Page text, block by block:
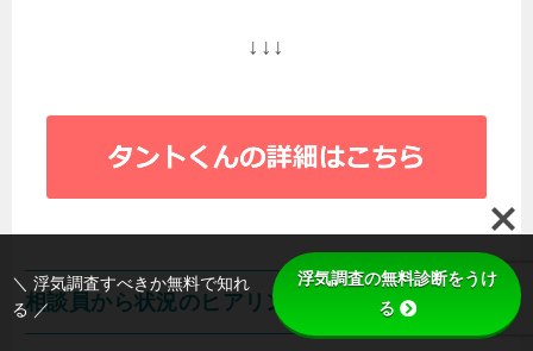
↓↓↓
相談員から状況のヒアリング
＼ 浮気調査すべきか無料で知れ
る ／
浮気調査の無料診断をうけ
る